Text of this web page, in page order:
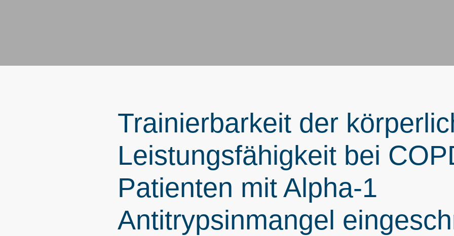
Trainierbarkeit der
Leistungsfähigkeit bei
Patienten mit Alpha-1
Antitrypsinmangel